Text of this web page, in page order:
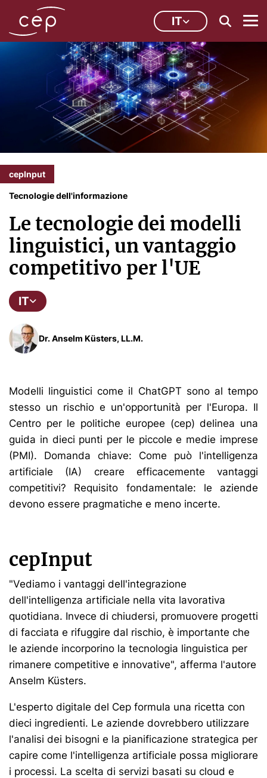
IT
cepInput
Tecnologie dell'informazione
Le tecnologie dei modelli
linguistici, un vantaggio
competitivo per l'UE
IT
Dr. Anselm Küsters, LL.M.
Modelli linguistici come il ChatGPT sono al tempo
stesso un rischio e un'opportunità per l'Europa. Il
Centro per le politiche europee (cep) delinea una
guida in dieci punti per le piccole e medie imprese
(PMI). Domanda chiave: Come può l'intelligenza
artificiale (IA) creare efficacemente vantaggi
competitivi? Requisito fondamentale: le aziende
devono essere pragmatiche e meno incerte.
cepInput
"Vediamo i vantaggi dell'integrazione
dell'intelligenza artificiale nella vita lavorativa
quotidiana. Invece di chiudersi, promuovere progetti
di facciata e rifuggire dal rischio, è importante che
le aziende incorporino la tecnologia linguistica per
rimanere competitive e innovative", afferma l'autore
Anselm Küsters.
L'esperto digitale del Cep formula una ricetta con
dieci ingredienti. Le aziende dovrebbero utilizzare
l'analisi dei bisogni e la pianificazione strategica per
capire come l'intelligenza artificiale possa migliorare
i processi. La scelta di servizi basati su cloud e